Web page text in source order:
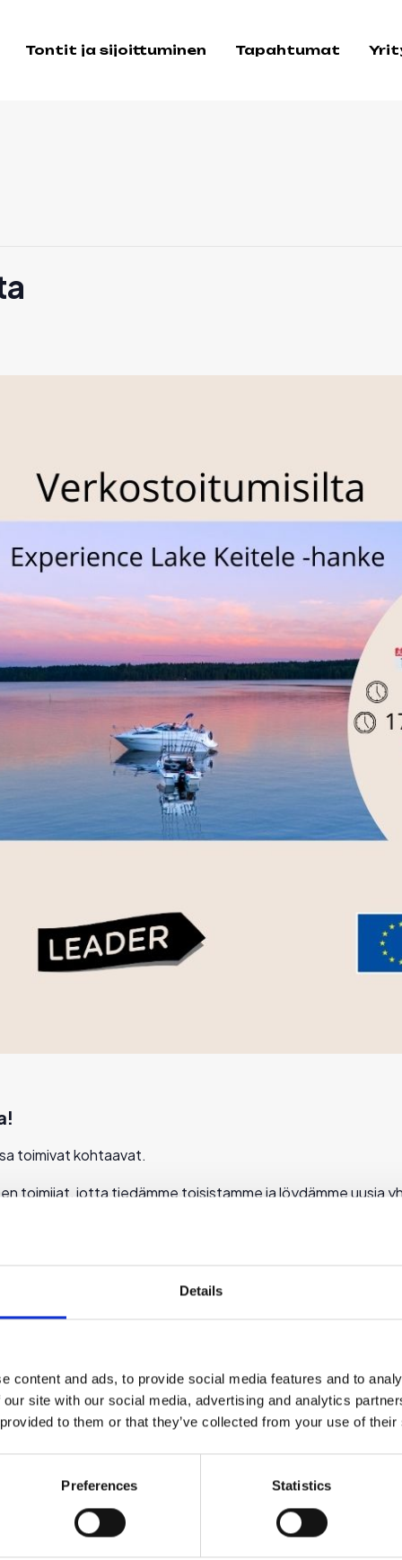
Details
content and ads, to provide social media features and to
site with our social media, advertising and analytics
to them or that they’ve collected from your use of
Preferences Statistics
Tontit ja sijoittuminen Tapahtumat
toimivat kohtaavat.
toimijat, jotta tiedämme toisistamme ja löydämme uusia
katsaus etäyhteydellä.
ja kuluttajavirastosta kertoo matkapakettilaista.
Mira Parkkola
ja jakamaan ajatuksia!